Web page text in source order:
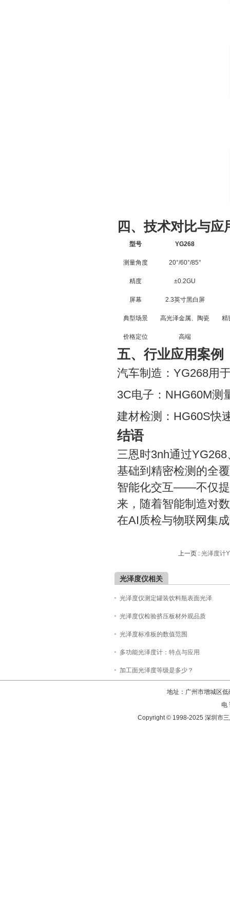
四、技术对比与应
型号 YG268
测量角度 20°/60°/85°
精度 ±0.2GU
屏幕 2.3英寸黑白屏
典型场景 高光泽金属、陶瓷 精
价格定位 高端
五、行业应用案例
汽车制造：YG268用
3C电子：NHG60M测
建材检测：HG60S快
结语
三恩时3nh通过
基础到精密检测的全
智能化交互——不仅提
来，随着智能制造对
在AI质检与物联网集
上一页 : 光泽度计
光泽度仪相关
光泽度仪测定罐装饮料瓶表面光泽
光泽度仪检验挤压板材外观品质
光泽度标准板的数值范围
多功能光泽度计：特点与应用
加工面光泽度等级是多少？
地址：广州市增城区
电
Copyright © 1998-2025 深圳市